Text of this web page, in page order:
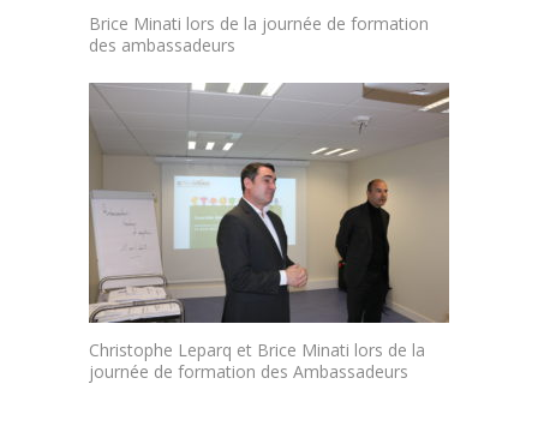
Brice Minati lors de la journée de formation
des ambassadeurs
Christophe Leparq et Brice Minati lors de la
journée de formation des Ambassadeurs